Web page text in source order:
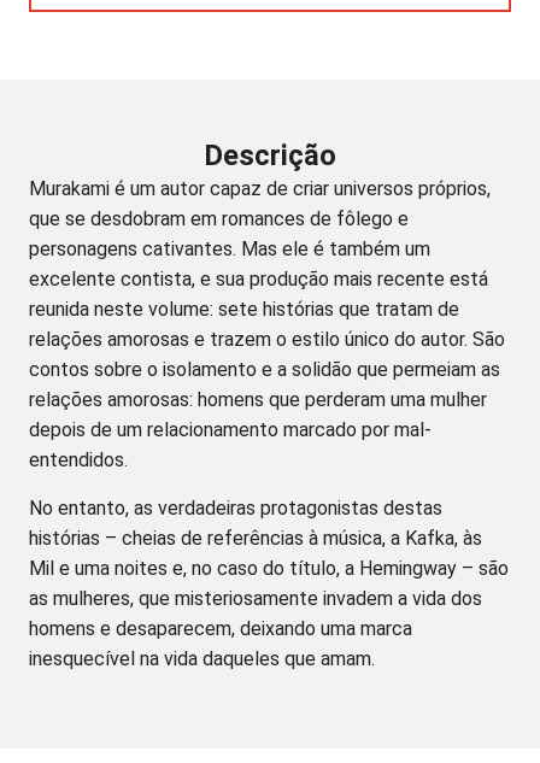
Descrição
Murakami é um autor capaz de criar universos próprios,
que se desdobram em romances de fôlego e
personagens cativantes. Mas ele é também um
excelente contista, e sua produção mais recente está
reunida neste volume: sete histórias que tratam de
relações amorosas e trazem o estilo único do autor. São
contos sobre o isolamento e a solidão que permeiam as
relações amorosas: homens que perderam uma mulher
depois de um relacionamento marcado por mal-
entendidos.
No entanto, as verdadeiras protagonistas destas
histórias – cheias de referências à música, a Kafka, às
Mil e uma noites e, no caso do título, a Hemingway – são
as mulheres, que misteriosamente invadem a vida dos
homens e desaparecem, deixando uma marca
inesquecível na vida daqueles que amam.